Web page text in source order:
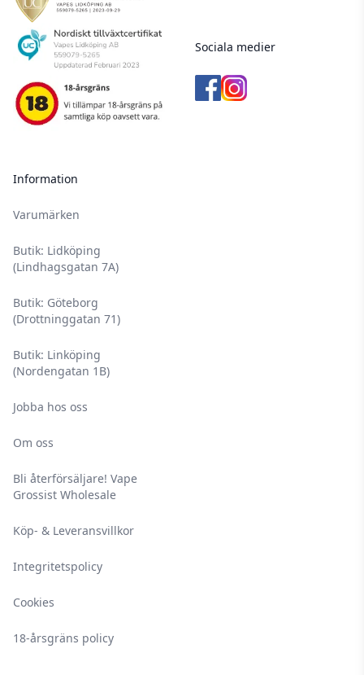
Information
Varumärken
Butik: Lidköping
(Lindhagsgatan 7A)
Butik: Göteborg
(Drottninggatan 71)
Butik: Linköping
(Nordengatan 1B)
Jobba hos oss
Om oss
Bli återförsäljare! Vape
Grossist Wholesale
Köp- & Leveransvillkor
Integritetspolicy
Cookies
18-årsgräns policy
Sociala medier